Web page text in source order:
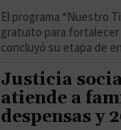
El programa “Nuestro
gratuito para
concluyó su etapa de
Justicia
atiende a
despensas y